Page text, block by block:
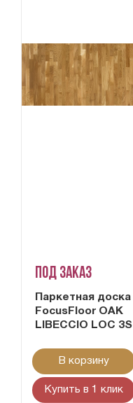
Под заказ
Паркетная доска
FocusFloor OAK
LIBECCIO LOC 3S
В корзину
Купить в 1 клик